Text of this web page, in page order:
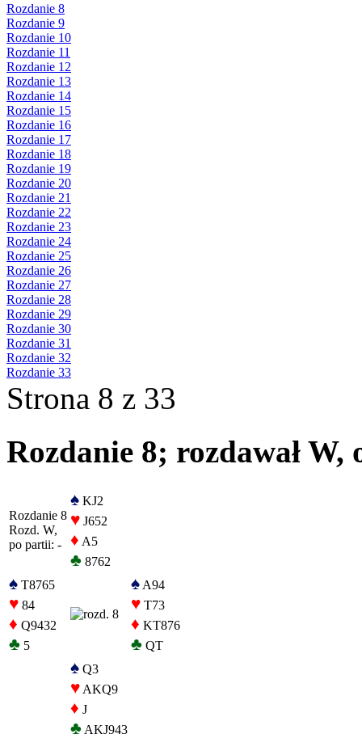
Rozdanie 8
Rozdanie 9
Rozdanie 10
Rozdanie 11
Rozdanie 12
Rozdanie 13
Rozdanie 14
Rozdanie 15
Rozdanie 16
Rozdanie 17
Rozdanie 18
Rozdanie 19
Rozdanie 20
Rozdanie 21
Rozdanie 22
Rozdanie 23
Rozdanie 24
Rozdanie 25
Rozdanie 26
Rozdanie 27
Rozdanie 28
Rozdanie 29
Rozdanie 30
Rozdanie 31
Rozdanie 32
Rozdanie 33
Strona 8 z 33
Rozdanie 8; rozdawał
Rozdanie 8
Rozd. W,
po partii: -
♠ KJ2
♥ J652
♦ A5
♣ 8762
♠ T8765
♥ 84
♦ Q9432
♣ 5
♠ A94
♥ T73
♦ KT876
♣ QT
♠ Q3
♥ AKQ9
♦ J
♣ AKJ943